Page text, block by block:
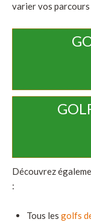
varier vos
Découvrez
:
Tous les golfs